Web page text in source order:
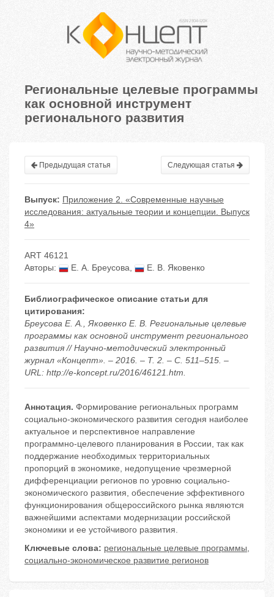
Региональные целевые программы
как основной инструмент
регионального развития
Предыдущая статья Следующая статья
Выпуск: Приложение 2. «Современные научные
исследования: актуальные теории и концепции. Выпуск
4»
ART 46121
Авторы:
Е. А. Бреусова, Е. В. Яковенко
Библиографическое описание статьи для
цитирования:
Бреусова Е. А., Яковенко Е. В. Региональные целевые
программы как основной инструмент регионального
развития // Научно-методический электронный
журнал «Концепт». – 2016. – Т. 2. – С. 511–515. –
URL: http://e-koncept.ru/2016/46121.htm.
Аннотация. Формирование региональных программ
социально-экономического развития сегодня наиболее
актуальное и перспективное направление
программно-целевого планирования в России, так как
поддержание необходимых территориальных
пропорций в экономике, недопущение чрезмерной
дифференциации регионов по уровню социально-
экономического развития, обеспечение эффективного
функционирования общероссийского рынка являются
важнейшими аспектами модернизации российской
экономики и ее устойчивого развития.
Ключевые слова: региональные целевые программы,
социально-экономическое развитие регионов